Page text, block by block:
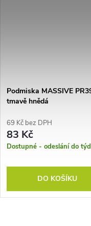
Podmiska MASSIVE
tmavě hnědá
69 Kč bez DPH
83 Kč
Dostupné - odeslání do
DO KOŠÍKU